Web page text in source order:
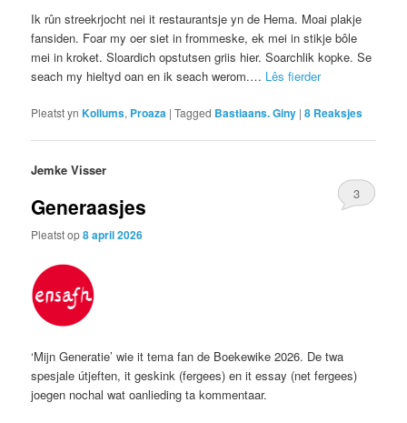
Ik rûn streekrjocht nei it restaurantsje yn de Hema. Moai plakje
fansiden. Foar my oer siet in frommeske, ek mei in stikje bôle
mei in kroket. Sloardich opstutsen griis hier. Soarchlik kopke. Se
seach my hieltyd oan en ik seach werom.… Lês fierder
Pleatst yn Kollums, Proaza |Tagged Bastiaans. Giny |8 Reaksjes
Jemke Visser
Generaasjes
Pleatst op8 april 2026
3
‘Mijn Generatie’ wie it tema fan de Boekewike 2026. De twa
spesjale útjeften, it geskink (fergees) en it essay (net fergees)
joegen nochal wat oanlieding ta kommentaar.